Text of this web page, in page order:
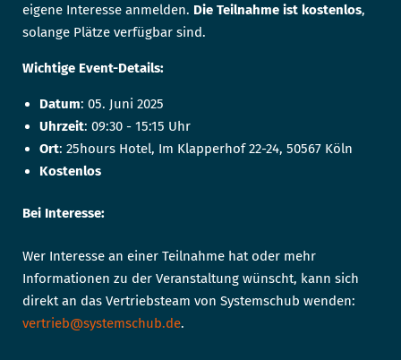
eigene Interesse anmelden. Die Teilnahme ist kostenlos,
solange Plätze verfügbar sind.
Wichtige Event-Details:
Datum: 05. Juni 2025
Uhrzeit: 09:30 - 15:15 Uhr
Ort: 25hours Hotel, Im Klapperhof 22-24, 50567 Köln
Kostenlos
Bei Interesse:
Wer Interesse an einer Teilnahme hat oder mehr
Informationen zu der Veranstaltung wünscht, kann sich
direkt an das Vertriebsteam von Systemschub wenden:
vertrieb@systemschub.de.